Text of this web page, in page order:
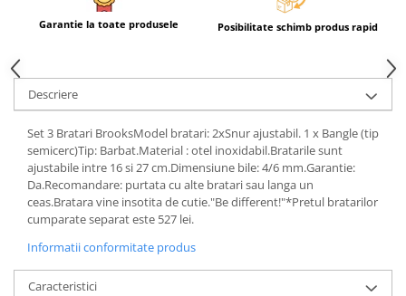
Garantie la toate produsele Posibilitate schimb produs rapid
Descriere
Set 3 Bratari BrooksModel bratari: 2xSnur ajustabil. 1 x Bangle (tip
semicerc)Tip: Barbat.Material : otel inoxidabil.Bratarile sunt
ajustabile intre 16 si 27 cm.Dimensiune bile: 4/6 mm.Garantie:
Da.Recomandare: purtata cu alte bratari sau langa un
ceas.Bratara vine insotita de cutie."Be different!"*Pretul bratarilor
cumparate separat este 527 lei.
Informatii conformitate produs
Caracteristici